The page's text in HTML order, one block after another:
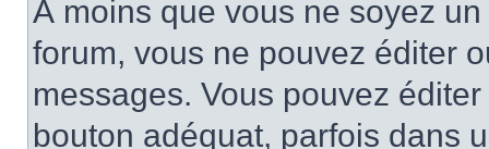
À moins que vous ne soyez
forum, vous ne pouvez éditer
messages. Vous pouvez
bouton adéquat, parfois dans